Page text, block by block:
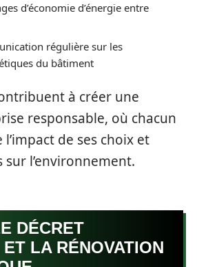
d’économie d’énergie entre
régulière sur les
du bâtiment
à créer une
responsable, où chacun
de ses choix et
l’environnement.
DÉCRET
LA RÉNOVATION